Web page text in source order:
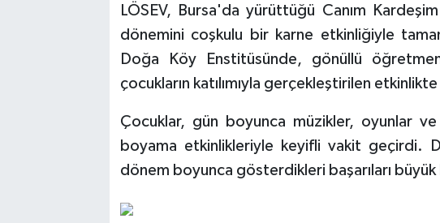
LÖSEV, Bursa'da yürüttüğü Canım
dönemini coşkulu bir karne etkinliğiyle
Doğa Köy Enstitüsünde, gönüllü
çocukların katılımıyla gerçekleştirilen
Çocuklar, gün boyunca müzikler, oyunlar
boyama etkinlikleriyle keyifli vakit geçirdi.
dönem boyunca gösterdikleri başarıları büyük